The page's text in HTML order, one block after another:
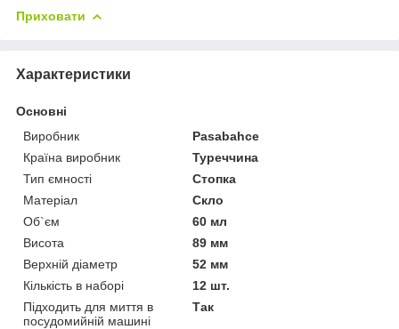
Приховати
Характеристики
Основні
Виробник
Pasabahce
Країна виробник
Туреччина
Тип ємності
Стопка
Матеріал
Скло
Об`єм
60 мл
Висота
89 мм
Верхній діаметр
52 мм
Кількість в наборі
12 шт.
Підходить для миття в
посудомийній машині
Так